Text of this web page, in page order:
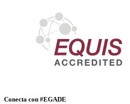
Conecta con #EGADE